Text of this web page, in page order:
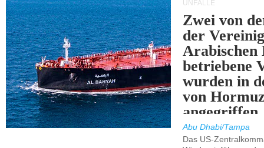
UNFÄLLE
Zwei von
der
Arabischen
betriebene
wurden in
von
angegriffen.
Abu Dhabi/Tampa
Das US-